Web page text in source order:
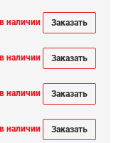
наличии Заказать
наличии Заказать
наличии Заказать
наличии Заказать